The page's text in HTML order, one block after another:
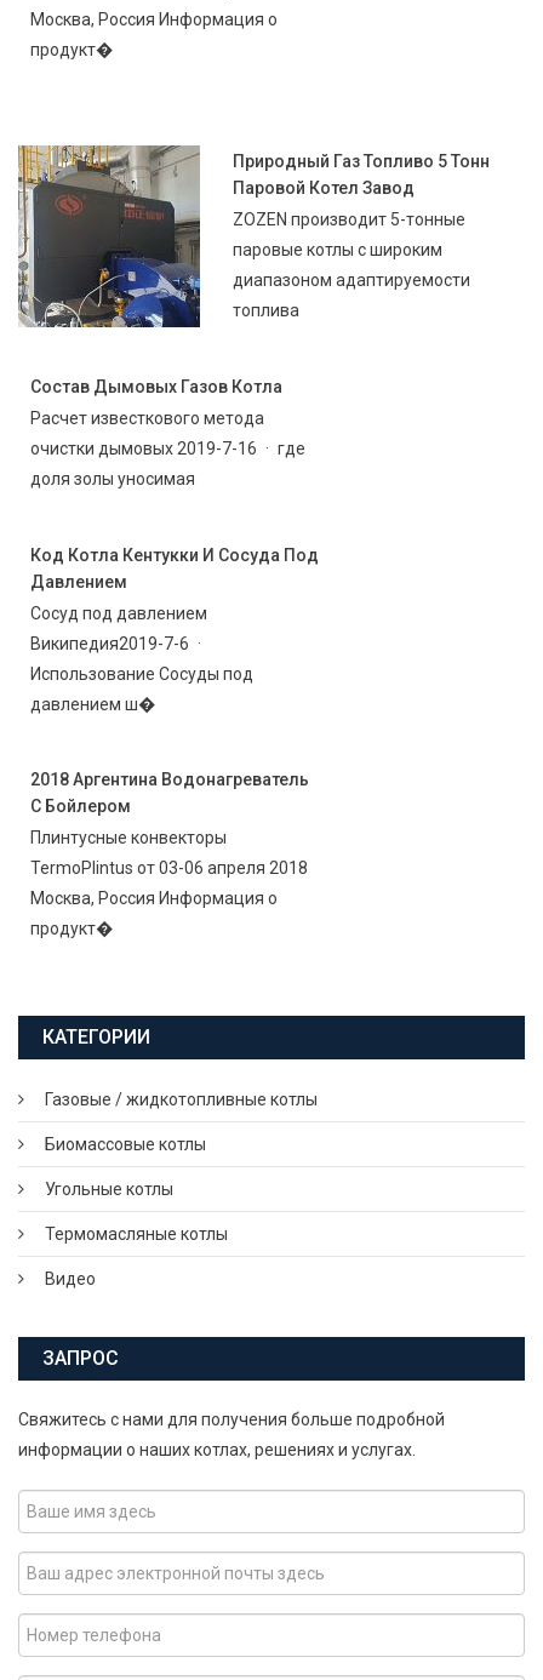
Москва, Россия Информация о
продукт�
Природный Газ Топливо 5 Тонн
Паровой Котел Завод
ZOZEN производит 5-тонные
паровые котлы с широким
диапазоном адаптируемости
топлива
Состав Дымовых Газов Котла
Расчет известкового метода
очистки дымовых 2019-7-16 · где
доля золы уносимая
Код Котла Кентукки И Сосуда Под
Давлением
Сосуд под давлением
Википедия2019-7-6 ·
Использование Сосуды под
давлением ш�
2018 Аргентина Водонагреватель
С Бойлером
Плинтусные конвекторы
TermoPlintus от 03-06 апреля 2018
Москва, Россия Информация о
продукт�
КАТЕГОРИИ
Газовые / жидкотопливные котлы
Биомассовые котлы
Угольные котлы
Термомасляные котлы
Видео
ЗАПРОС
Свяжитесь с нами для получения больше подробной
информации о наших котлах, решениях и услугах.